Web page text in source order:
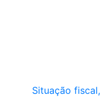
Situação